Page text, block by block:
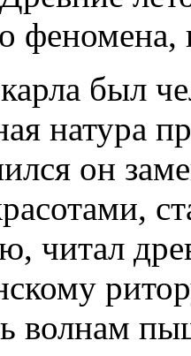
был
натура
он
читал
волнам